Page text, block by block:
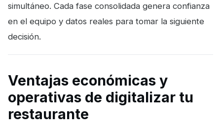
simultáneo. Cada fase consolidada genera confianza
en el equipo y datos reales para tomar la siguiente
decisión.
Ventajas económicas y
operativas de digitalizar tu
restaurante